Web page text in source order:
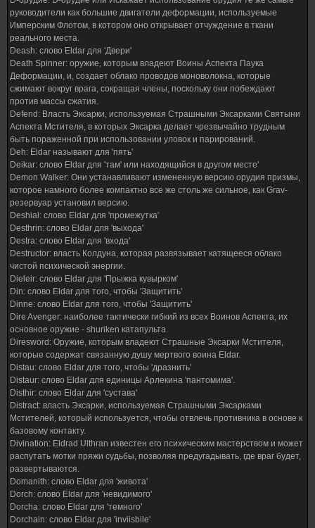
руководители как большие двигатели деформации, используемые
Имперским Флотом, в котором оно открывает отчуждение в ткани
реального места.
Deash: слово Eldar для 'Двери'
Death Spinner: оружие, которым владеют Воины Аспекта Паука
Деформации, и, создает облако проводов моноволокна, которые
сжимают вокруг врага, сокращая члены, поскольку они побеждают
против массы сжатия.
Defend: Власть Эксарки, используемая Страшными Эксарками Святыни
Аспекта Мстителя, в которых Эксарка делает чрезвычайно трудным
быть пораженной при использовании уловок и парирований.
Deh: Eldar называют для 'пять'
Deikar: слово Eldar для 'там' или находящийся в другом месте'
Demon Walker: Они устанавливают измененную версию орудия призмы,
которое намного более компактно все же столь же сильное, как Grav-
резервуар установил версию.
Deshial: слово Eldar для 'промежутка'
Desthrin: слово Eldar для 'выхода'
Destra: слово Eldar для 'входа'
Destructor: власть Колдуна, которая развязывает катящееся облако
чистой психической энергии.
Dieleir: слово Eldar для 'Прыжка кувырком'
Din: слово Eldar для того, чтобы 'Защитить'
Dinne: слово Eldar для того, чтобы 'Защитить'
Dire Avenger: наиболее тактически гибкий из всех Воинов Аспекта, их
основное оружие - shuriken катапульта.
Diresword: Оружие, которым владеют Страшные Эксарки Мстителя,
которые содержат связанную душу мертвого воина Eldar.
Distau: слово Eldar для того, чтобы 'дразнить'
Distaur: слово Eldar для единицы Арлекина 'пантомима'.
Disthir: слово Eldar для 'сустава'
Distract: власть Эксарки, используемая Страшными Эксарками
Мстителей, который используется, чтобы отвлечь противника в основе к
базовому контакту.
Divination: Eldrad Ulthran известен его психическим мастерством и может
распутать мотки пряжи судьбы, позволяя предугадывать, где враг будет,
развертываются.
Domanith: слово Eldar для 'живота'
Dorch: слово Eldar для 'невидимого'
Dorcha: слово Eldar для 'темного'
Dorchain: слово Eldar для 'inviisbile'